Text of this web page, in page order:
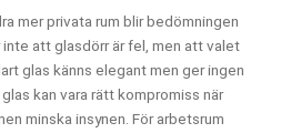
mer privata rum blir bedömningen
att glasdörr är fel, men att valet
glas känns elegant men ger ingen
kan vara rätt kompromiss när
minska insynen. För arbetsrum